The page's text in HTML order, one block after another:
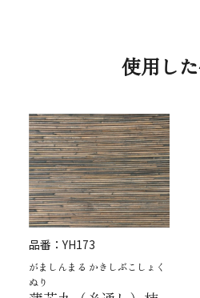
使用し
品番：YH173
がましんまる かきしぶこしょく
ぬり